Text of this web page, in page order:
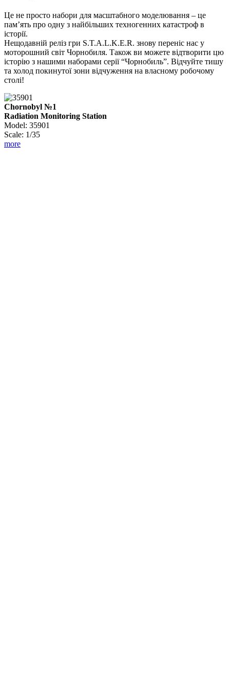
Це не просто набори для масштабного моделювання – це
пам’ять про одну з найбільших техногенних катастроф в
історії.
Нещодавній реліз гри S.T.A.L.K.E.R. знову переніс нас у
моторошний світ Чорнобиля. Також ви можете відтворити цю
історію з нашими наборами серії “Чорнобиль”. Відчуйте тишу
та холод покинутої зони відчуження на власному робочому
столі!
Chornobyl №1
Radiation Monitoring Station
Model: 35901
Scale: 1/35
more